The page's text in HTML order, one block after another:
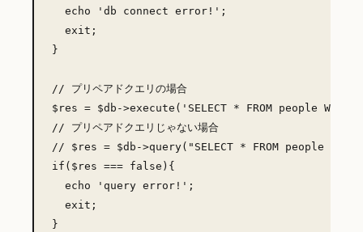
  echo 'db connect error!';
  exit;
}
// プリペアドクエリの場合
$res = $db->execute('SELECT * FROM people
// プリペアドクエリじゃない場合
// $res = $db->query("SELECT * FROM people
if($res === false){
  echo 'query error!';
  exit;
}